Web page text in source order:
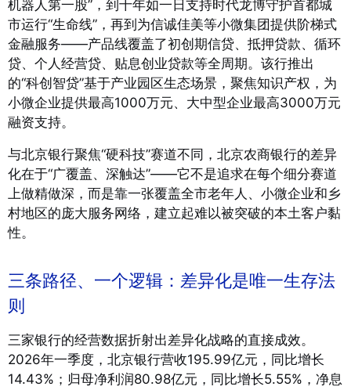
机器人第一股”，到十年如一日支持时代龙博守护首都城
市运行“生命线”，再到为信诚佳美等小微集团提供阶梯式
金融服务——产品线覆盖了初创期信贷、抵押贷款、循环
贷、个人经营贷、贴息创业贷款等全周期。该行推出
的“科创智贷”基于产业园区生态场景，聚焦知识产权，为
小微企业提供最高1000万元、大中型企业最高3000万元
融资支持。
与北京银行聚焦“硬科技”赛道不同，北京农商银行的差异
化在于“广覆盖、深触达”——它不是追求在每个细分赛道
上做精做深，而是靠一张覆盖全市老年人、小微企业和乡
村地区的庞大服务网络，建立起难以被突破的本土客户黏
性。
三条路径、一个逻辑：差异化是唯一生存法
则
三家银行的经营数据折射出差异化战略的直接成效。
2026年一季度，北京银行营收195.99亿元，同比增长
14.43%；归母净利润80.98亿元，同比增长5.55%，净息